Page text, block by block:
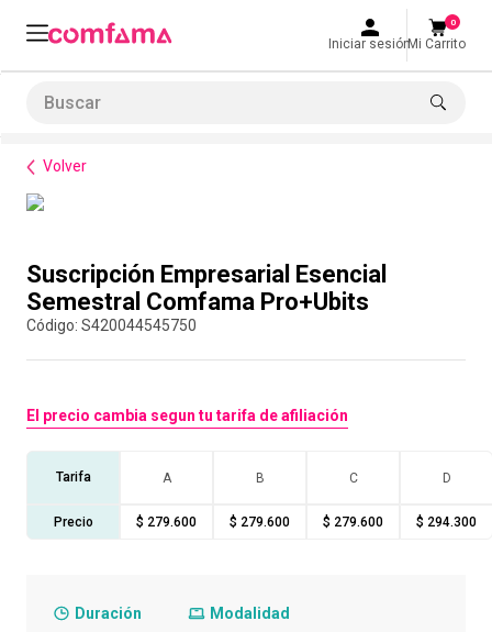
Iniciar sesiónMi Carrito
0
Volver
Suscripción Empresarial Esencial
Semestral Comfama Pro+Ubits
: S420044545750
El precio cambia segun tu tarifa de afiliación
Tarifa A B C D
Precio $ 279.600 $ 279.600 $ 279.600 $ 294.300
Duración
Modalidad
4.
cocina
7.
talleres creativos
10. retiro laboral